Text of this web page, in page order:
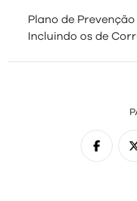
Plano de
Incluindo os de